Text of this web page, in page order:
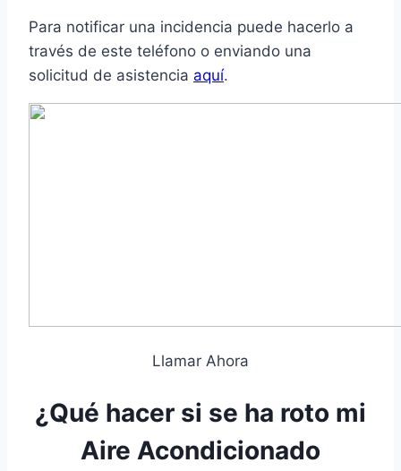
Para notificar una incidencia puede hacerlo a
través de este teléfono o enviando una
solicitud de asistencia aquí.
Llamar Ahora
¿Qué hacer si se ha roto mi
Aire Acondicionado